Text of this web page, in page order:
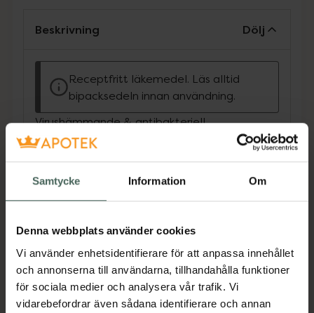
Samtycke Information Om
Denna webbplats använder cookies
Vi använder enhetsidentifierare för att anpassa innehållet
och annonserna till användarna, tillhandahålla funktioner
för sociala medier och analysera vår trafik. Vi
vidarebefordrar även sådana identifierare och annan
Beskrivning Dölj
Receptfritt läkemedel. Läs alltid
bipacksedeln innan användning.
Virushämmande & antibakteriell.
Smärtlindring på 5 min. Används vid infektioner
i munhåla & svalg. Effekt i 2 timmar.Värmande
Barn och föräldrarFörkylning hos barn
Förkylning och feber
Hosta och halsont hos barnOnt i halsen